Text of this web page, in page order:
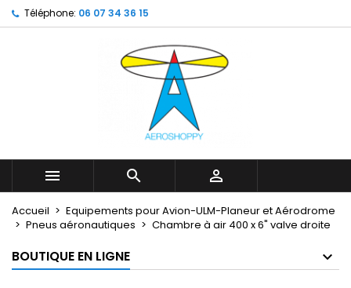
Téléphone: 06 07 34 36 15
  
Accueil
Equipements pour Avion-ULM-Planeur et Aérodrome
Pneus aéronautiques
Chambre à air 400 x 6" valve droite
BOUTIQUE EN LIGNE
My wishlists
Create new list
Créer une liste d'envies
Nom de la liste d'envies
Connexion
Vous devez être connecté pour ajouter des produits à